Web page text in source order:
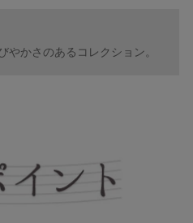
かさのあるコレクション。